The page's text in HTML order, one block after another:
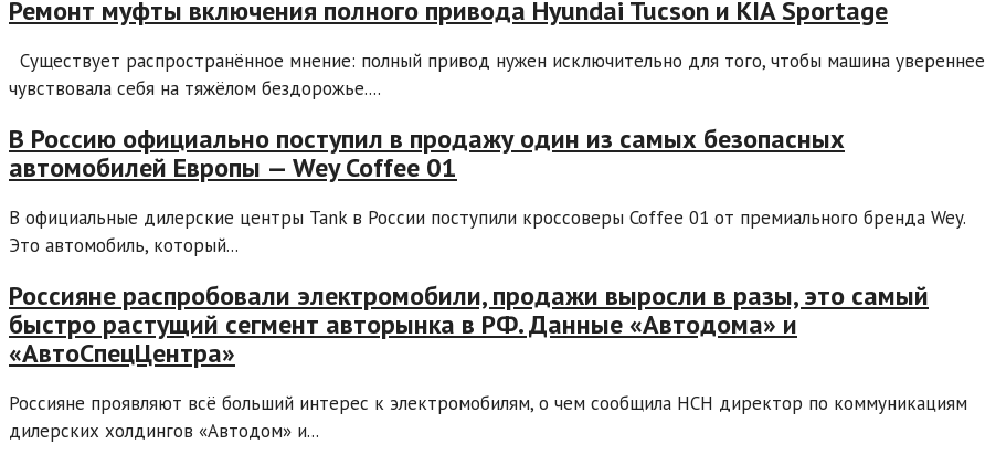
Ремонт муфты включения полного привода Hyundai Tucson и KIA Sportage
Существует распространённое мнение: полный привод нужен исключительно для того, чтобы машина увереннее
чувствовала себя на тяжёлом бездорожье....
В Россию официально поступил в продажу один из самых безопасных
автомобилей Европы — Wey Coffee 01
В официальные дилерские центры Tank в России поступили кроссоверы Coffee 01 от премиального бренда Wey.
Это автомобиль, который...
Россияне распробовали электромобили, продажи выросли в разы, это самый
быстро растущий сегмент авторынка в РФ. Данные «Автодома» и
«АвтоСпецЦентра»
Россияне проявляют всё больший интерес к электромобилям, о чем сообщила НСН директор по коммуникациям
дилерских холдингов «Автодом» и...